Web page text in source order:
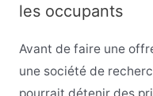
les occupants
Avant de faire une
une société de
pourrait détenir des